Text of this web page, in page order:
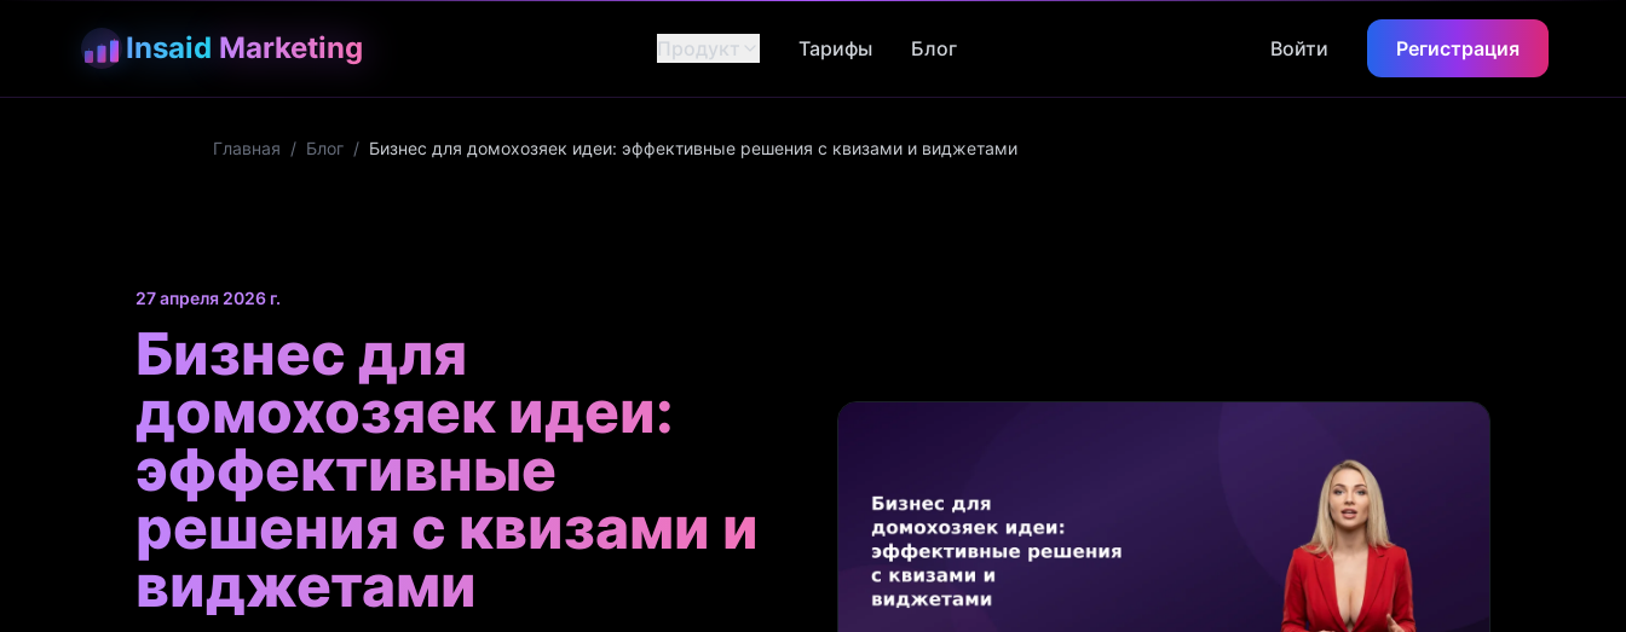
Insaid Marketing Продукт Тарифы Блог Войти Регистрация
Главная / Блог / Бизнес для домохозяек идеи: эффективные решения с квизами и виджетами
27 апреля 2026 г.
Бизнес для
домохозяек идеи:
эффективные
решения с квизами и
виджетами